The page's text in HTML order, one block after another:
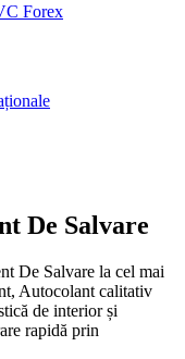
Forex
De Salvare
De Salvare la cel mai
Autocolant calitativ
de interior și
rapidă prin